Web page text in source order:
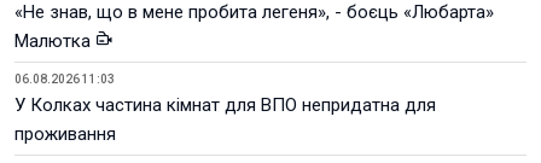
«Не знав, що в мене пробита легеня», - боєць «Любарта»
Малютка
06.08.2026 11:03
У Колках частина кімнат для ВПО непридатна для
проживання